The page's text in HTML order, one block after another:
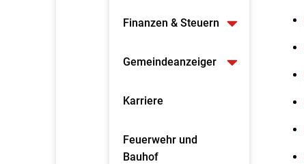
Finanzen & Steuern
Gemeindeanzeiger
Karriere
Feuerwehr und
Bauhof